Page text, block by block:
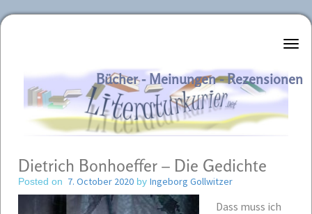
Literaturkurier.net
Bücher - Meinungen - Rezensionen
Dietrich Bonhoeffer – Die Gedichte
Posted on 7. October 2020 by Ingeborg Gollwitzer
Dass muss ich